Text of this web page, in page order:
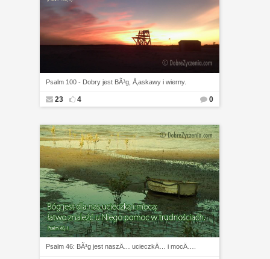
Psalm 100 - Dobry jest BÃ³g, Å‚askawy i wierny.
23 4 0
Psalm 46: BÃ³g jest naszÄ… ucieczkÄ… i mocÄ….